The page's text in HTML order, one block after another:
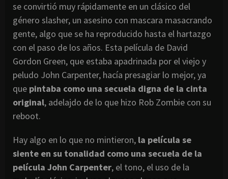
se convirtió muy rápidamente en un clásico del
género slasher, un asesino con mascara masacrando
gente, algo que se ha reproducido hasta el hartazgo
con el paso de los años. Esta película de David
Gordon Green, que estaba apadrinada por el viejo y
peludo John Carpenter, hacía presagiar lo mejor, ya
que pintaba como una secuela digna de la cinta
original, adelajdo de lo que hizo Rob Zombie con su
reboot.
Hay algo en lo que no mintieron, la película se
siente en su tonalidad como una secuela de la
película John Carpenter, el tono, el uso de la